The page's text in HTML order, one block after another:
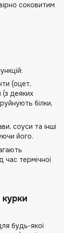
соковитим
(оцет,
(з деяких
білки,
соуси та інші
його.
час термічної
курки
будь-якої